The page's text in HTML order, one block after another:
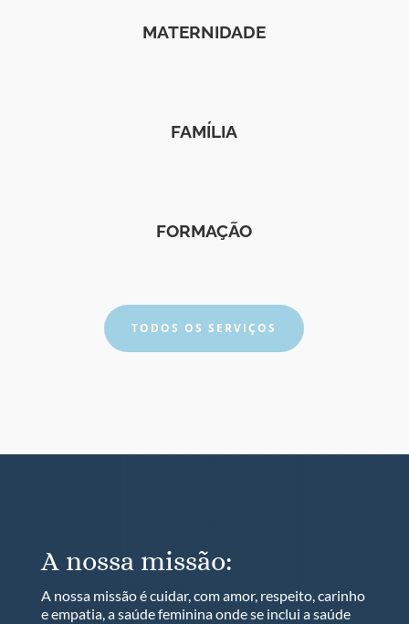
MATERNIDADE
FAMÍLIA
FORMAÇÃO
TODOS OS SERVIÇOS
A nossa missão:
A nossa missão é cuidar, com amor, respeito, carinho
e empatia, a saúde feminina onde se inclui a saúde